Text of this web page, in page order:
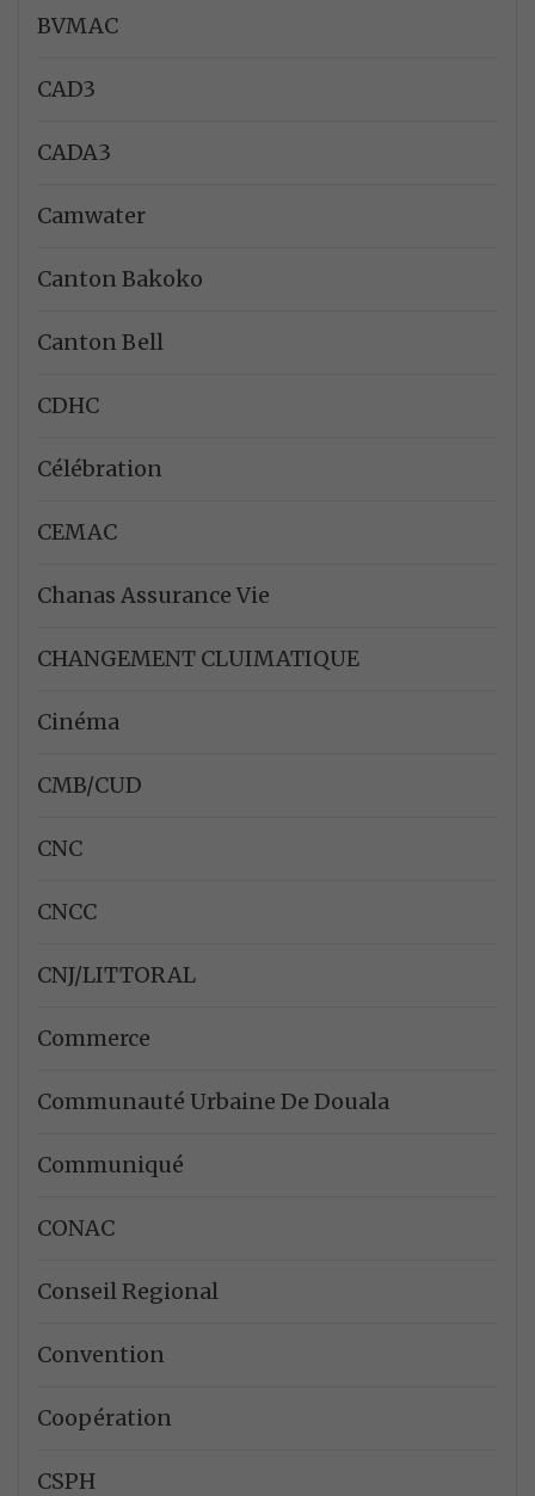
BVMAC
CAD3
CADA3
Camwater
Canton Bakoko
Canton Bell
CDHC
Célébration
CEMAC
Chanas Assurance Vie
CHANGEMENT CLUIMATIQUE
Cinéma
CMB/CUD
CNC
CNCC
CNJ/LITTORAL
Commerce
Communauté Urbaine De Douala
Communiqué
CONAC
Conseil Regional
Convention
Coopération
CSPH